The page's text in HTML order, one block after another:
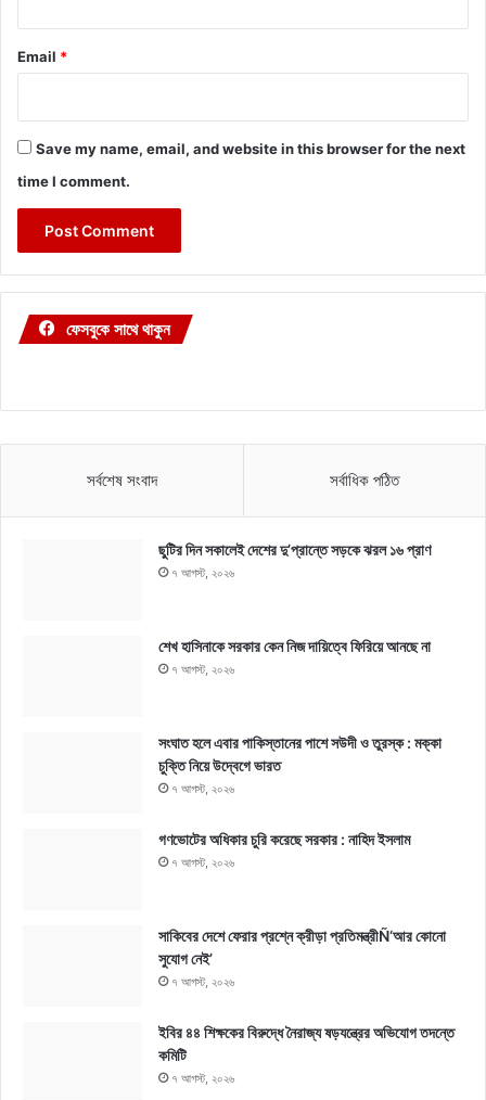
Email *
Save my name, email, and website in this browser for the next
time I comment.
ফেসবুকে সাথে থাকুন
সর্বশেষ সংবাদ সর্বাধিক পঠিত
ছুটির দিন সকালেই দেশের দু’প্রান্তে সড়কে ঝরল ১৬ প্রাণ
৭ আগস্ট, ২০২৬
শেখ হাসিনাকে সরকার কেন নিজ দায়িত্বে ফিরিয়ে আনছে না
৭ আগস্ট, ২০২৬
সংঘাত হলে এবার পাকিস্তানের পাশে সউদী ও তুরস্ক : মক্কা
চুক্তি নিয়ে উদ্বেগে ভারত
৭ আগস্ট, ২০২৬
গণভোটের অধিকার চুরি করেছে সরকার : নাহিদ ইসলাম
৭ আগস্ট, ২০২৬
সাকিবের দেশে ফেরার প্রশ্নে ক্রীড়া প্রতিমন্ত্রীÑ‘আর কোনো
সুযোগ নেই’
৭ আগস্ট, ২০২৬
ইবির ৪৪ শিক্ষকের বিরুদ্ধে নৈরাজ্য ষড়যন্ত্রের অভিযোগ তদন্তে
কমিটি
৭ আগস্ট, ২০২৬